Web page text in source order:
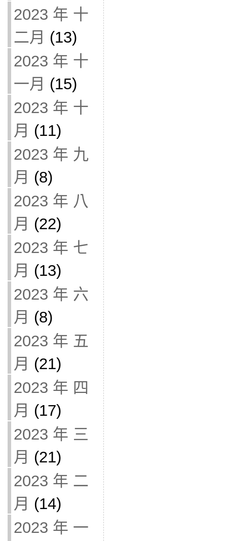
2023 年 十
二月 (13)
2023 年 十
一月 (15)
2023 年 十
月 (11)
2023 年 九
月 (8)
2023 年 八
月 (22)
2023 年 七
月 (13)
2023 年 六
月 (8)
2023 年 五
月 (21)
2023 年 四
月 (17)
2023 年 三
月 (21)
2023 年 二
月 (14)
2023 年 一